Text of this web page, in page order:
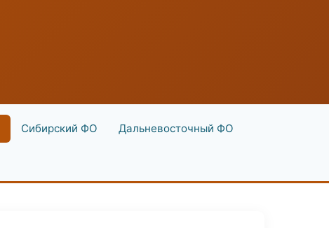
Сибирский ФО Дальневосточный ФО